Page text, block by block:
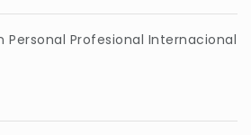
Profesional Internacional